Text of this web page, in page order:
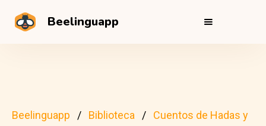
Beelinguapp
Beelinguapp Biblioteca
Cuentos de Hadas y